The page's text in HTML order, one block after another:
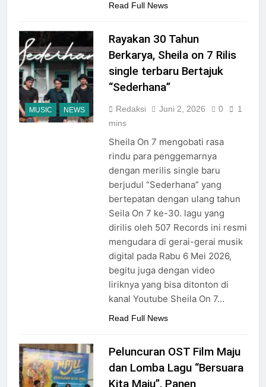
Read Full News
MUSIC NEWS
Rayakan 30 Tahun
Berkarya, Sheila on 7 Rilis
single terbaru Bertajuk
“Sederhana”
Redaksi Juni 2, 2026 0
1
mins
Sheila On 7 mengobati rasa
rindu para penggemarnya
dengan merilis single baru
berjudul “Sederhana” yang
bertepatan dengan ulang tahun
Seila On 7 ke-30. lagu yang
dirilis oleh 507 Records ini resmi
mengudara di gerai-gerai musik
digital pada Rabu 6 Mei 2026,
begitu juga dengan video
liriknya yang bisa ditonton di
kanal Youtube Sheila On 7…
Read Full News
Peluncuran OST Film Maju
dan Lomba Lagu “Bersuara
Kita Maju”, Panen